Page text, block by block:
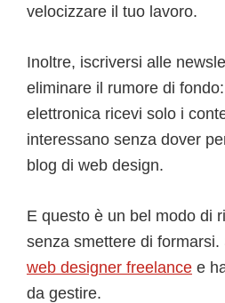
velocizzare il tuo lavoro.
Inoltre, iscriversi alle
eliminare il rumore di
elettronica ricevi solo i
interessano senza dover
blog di web design.
E questo è un bel modo di
senza smettere di
web designer freelance e
da gestire.